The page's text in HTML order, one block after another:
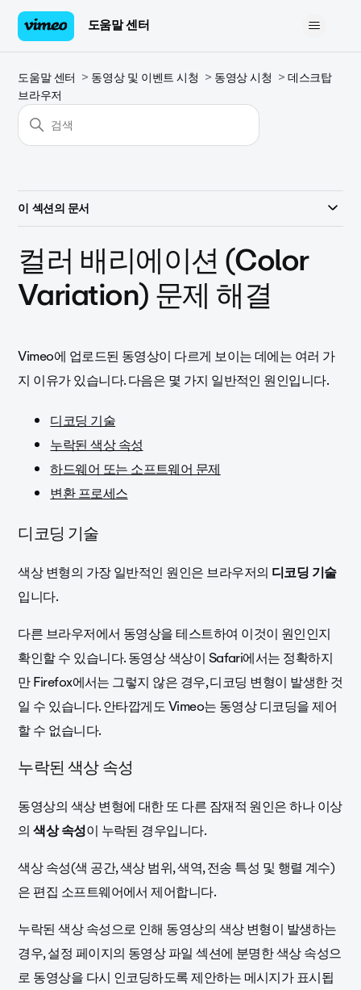
도움말 센터
도움말 센터 동영상 및 이벤트 시청 동영상 시청
데스크탑
브라우저
이 섹션의 문서
컬러 배리에이션 (Color
Variation) 문제 해결
Vimeo에 업로드된 동영상이 다르게 보이는 데에는 여러 가
지 이유가 있습니다. 다음은 몇 가지 일반적인 원인입니다.
디코딩 기술
누락된 색상 속성
하드웨어 또는 소프트웨어 문제
변환 프로세스
디코딩 기술
색상 변형의 가장 일반적인 원인은 브라우저의 디코딩 기술
입니다.
다른 브라우저에서 동영상을 테스트하여 이것이 원인인지
확인할 수 있습니다. 동영상 색상이 Safari에서는 정확하지
만 Firefox에서는 그렇지 않은 경우, 디코딩 변형이 발생한 것
일 수 있습니다. 안타깝게도 Vimeo는 동영상 디코딩을 제어
할 수 없습니다.
누락된 색상 속성
동영상의 색상 변형에 대한 또 다른 잠재적 원인은 하나 이상
의색상 속성이 누락된 경우입니다.
색상 속성(색 공간, 색상 범위, 색역, 전송 특성 및 행렬 계수)
은 편집 소프트웨어에서 제어합니다.
누락된 색상 속성으로 인해 동영상의 색상 변형이 발생하는
경우, 설정 페이지의 동영상 파일 섹션에 분명한 색상 속성으
로 동영상을 다시 인코딩하도록 제안하는 메시지가 표시됩